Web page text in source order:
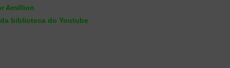
Amillion
biblioteca do Youtube